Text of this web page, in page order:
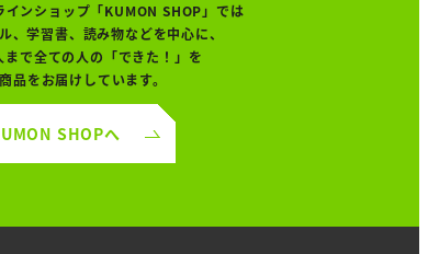
インショップ「KUMON SHOP」では
、学習書、読み物などを中心に、
まで全ての人の「できた！」を
品をお届けしています。
SHOPへ